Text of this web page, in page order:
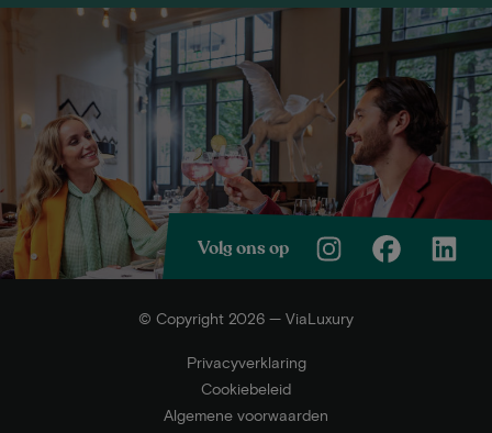
Volg ons op
© Copyright 2026 — ViaLuxury
Privacyverklaring
Cookiebeleid
Algemene voorwaarden